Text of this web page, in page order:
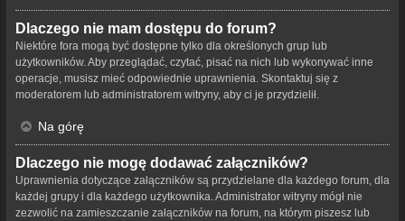
Dlaczego nie mam dostępu do forum?
Niektóre fora mogą być dostępne tylko dla określonych grup lub
użytkowników. Aby przeglądać, czytać, pisać na nich lub wykonywać inne
operacje, musisz mieć odpowiednie uprawnienia. Skontaktuj się z
moderatorem lub administratorem witryny, aby ci je przydzielił.
Na górę
Dlaczego nie mogę dodawać załączników?
Uprawnienia dotyczące załączników są przydzielane dla każdego forum, dla
każdej grupy i dla każdego użytkownika. Administrator witryny mógł nie
zezwolić na zamieszczanie załączników na forum, na którym piszesz lub